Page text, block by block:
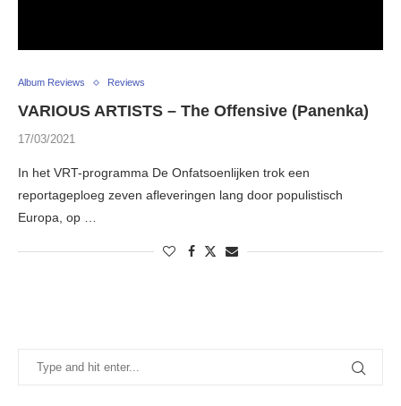
Album Reviews Reviews
VARIOUS ARTISTS – The Offensive (Panenka)
17/03/2021
In het VRT-programma De Onfatsoenlijken trok een
reportageploeg zeven afleveringen lang door populistisch
Europa, op …